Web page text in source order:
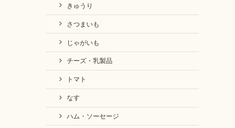
きゅうり
さつまいも
じゃがいも
チーズ・乳製品
トマト
なす
ハム・ソーセージ